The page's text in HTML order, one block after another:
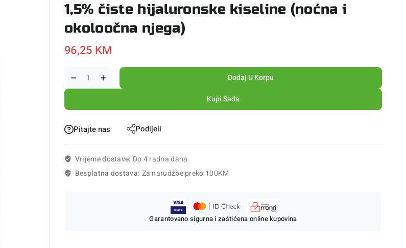
1,5% čiste hijaluronske kiseline (noćna i
okoloočna njega)
96,25 KM
Dodaj U Korpu
Kupi Sada
Pitajte nas Podijeli
Vrijeme dostave: Do 4 radna dana
Besplatna dostava: Za narudžbe preko 100KM
Garantovano sigurna i zaštićena online kupovina